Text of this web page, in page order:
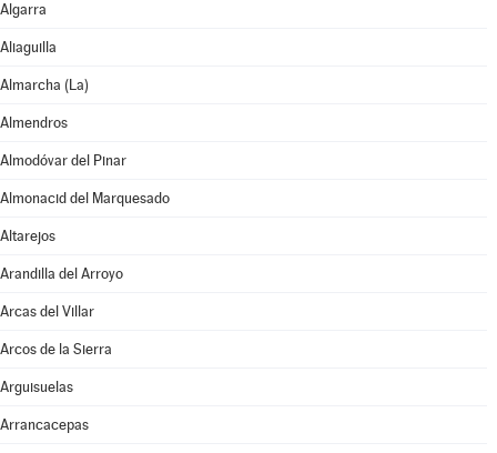
Algarra
Aliaguilla
Almarcha (La)
Almendros
Almodóvar del Pinar
Almonacid del Marquesado
Altarejos
Arandilla del Arroyo
Arcas del Villar
Arcos de la Sierra
Arguisuelas
Arrancacepas